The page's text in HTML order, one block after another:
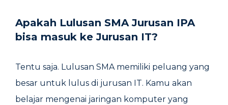
Apakah Lulusan SMA Jurusan IPA
bisa masuk ke Jurusan IT?
Tentu saja. Lulusan SMA memiliki peluang yang
besar untuk lulus di jurusan IT. Kamu akan
belajar mengenai jaringan komputer yang